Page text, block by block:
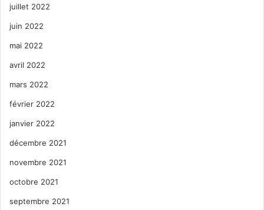
juillet 2022
juin 2022
mai 2022
avril 2022
mars 2022
février 2022
janvier 2022
décembre 2021
novembre 2021
octobre 2021
septembre 2021